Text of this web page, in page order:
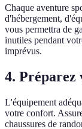
Chaque aventure
d'hébergement,
vous permettra de
inutiles pendant
imprévus.
4. Préparez
L'équipement
votre confort.
chaussures de